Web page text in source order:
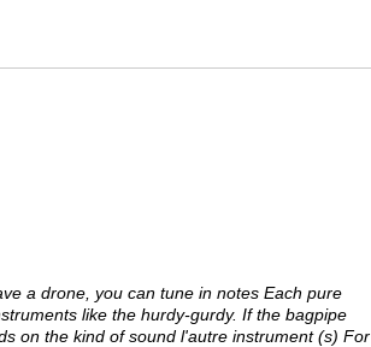
a drone, you can tune in notes Each pure
like the hurdy-gurdy. If the bagpipe
on the kind of sound l'autre instrument (s) For